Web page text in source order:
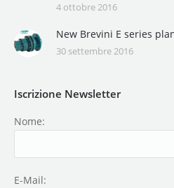
4 ottobre 2016
New Brevini E series
30 settembre 2016
Iscrizione Newsletter
Nome:
E-Mail: